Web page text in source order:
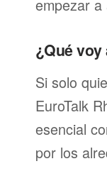
empezar
¿Qué voy
Si solo
EuroTalk
esencial
por los